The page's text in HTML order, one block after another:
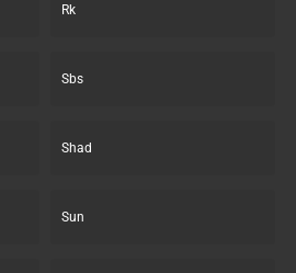
Rk
Sbs
Shad
Sun